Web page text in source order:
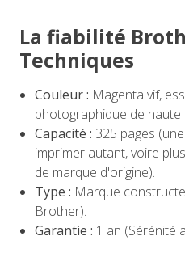
La fiabilité
Techniques
Couleur : Magenta vif,
photographique de haute
Capacité : 325 pages
imprimer autant, voire
de marque d'origine).
Type : Marque
Brother).
Garantie : 1 an (Sérénité